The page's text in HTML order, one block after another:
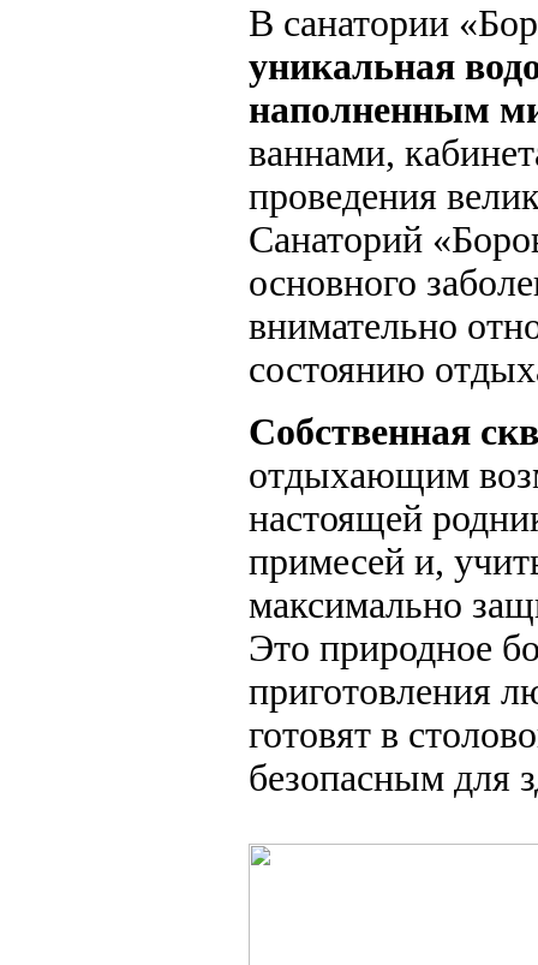
В санатории
уникальная
наполненным
ваннами,
проведения
Санаторий
основного
внимательно
состоянию
Собственная
отдыхающим
настоящей
примесей и,
максимально
Это природное
приготовления
готовят в
безопасным для